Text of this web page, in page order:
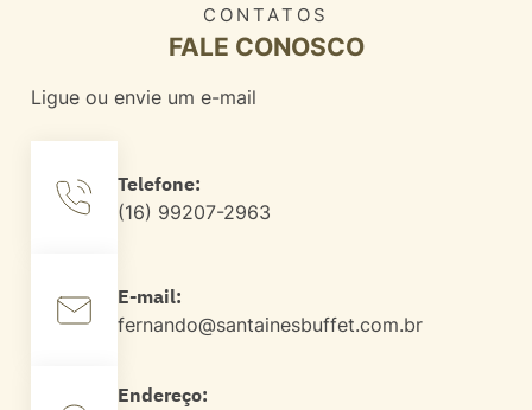
CONTATOS
FALE CONOSCO
Ligue ou envie um e-mail
Telefone:
(16) 99207-2963
E-mail:
fernando@santainesbuffet.com.br
Endereço: